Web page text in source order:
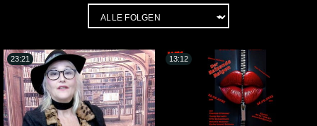
23:21 13:12